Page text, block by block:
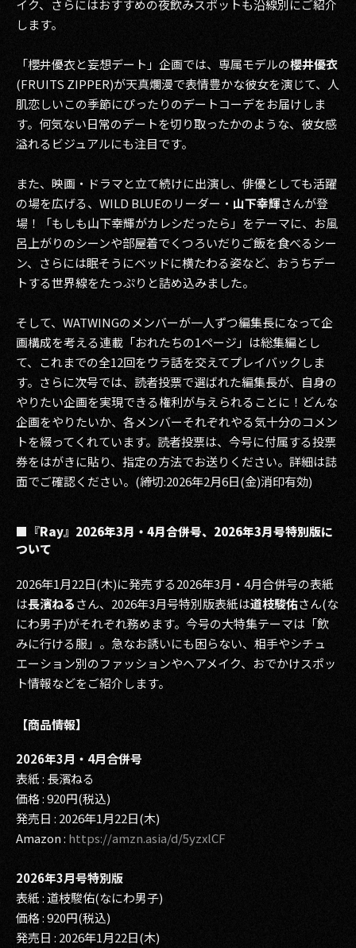
イク、さらにはおすすめの夜飲みスポットも沿線別にご紹介
します。
「櫻井優衣と妄想デート」企画では、専属モデルの櫻井優衣
(FRUITS ZIPPER)が天真爛漫で表情豊かな彼女を演じて、人
肌恋しいこの季節にぴったりのデートコーデをお届けしま
す。何気ない日常のデートを切り取ったかのような、彼女感
溢れるビジュアルにも注目です。
また、映画・ドラマと立て続けに出演し、俳優としても活躍
の場を広げる、WILD BLUEのリーダー・ 山下幸輝さんが登
場！「もしも山下幸輝がカレシだったら」をテーマに、お風
呂上がりのシーンや部屋着でくつろいだりご飯を食べるシー
ン、さらには眠そうにベッドに横たわる姿など、おうちデー
トする世界線をたっぷりと詰め込みました。
そして、WATWINGのメンバーが一人ずつ編集長になって企
画構成を考える連載「おれたちの1ページ」は総集編とし
て、これまでの全12回をウラ話を交えてプレイバックしま
す。さらに次号では、読者投票で選ばれた編集長が、自身の
やりたい企画を実現できる権利が与えられることに！どんな
企画をやりたいか、各メンバーそれぞれやる気十分のコメン
トを綴ってくれています。読者投票は、今号に付属する投票
券をはがきに貼り、指定の方法でお送りください。詳細は誌
面でご確認ください。(締切:2026年2月6日(金)消印有効)
■『Ray』2026年3月・4月合併号、2026年3月号特別版に
ついて
2026年1月22日(木)に発売する2026年3月・4月合併号の表紙
は長濱ねるさん、2026年3月号特別版表紙は道枝駿佑さん(な
にわ男子)がそれぞれ務めます。今号の大特集テーマは「飲
みに行ける服」。急なお誘いにも困らない、相手やシチュ
エーション別のファッションやヘアメイク、おでかけスポッ
ト情報などをご紹介します。
【商品情報】
2026年3月・4月合併号
表紙 : 長濱ねる
価格 : 920円(税込)
発売日 : 2026年1月22日(木)
Amazon : https://amzn.asia/d/5yzxlCF
2026年3月号特別版
表紙 : 道枝駿佑(なにわ男子)
価格 : 920円(税込)
発売日 : 2026年1月22日(木)